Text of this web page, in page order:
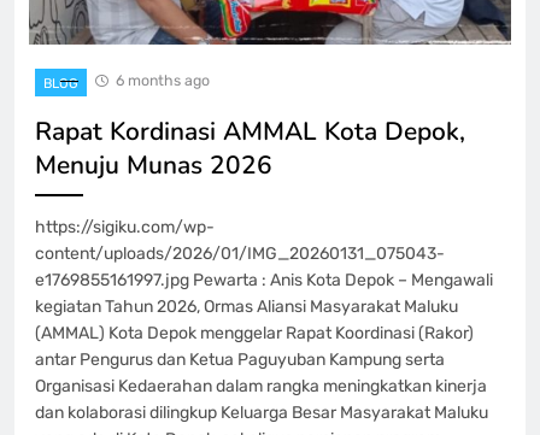
BLOG 6 months ago
Rapat Kordinasi AMMAL Kota Depok,
Menuju Munas 2026
https://sigiku.com/wp-
content/uploads/2026/01/IMG_20260131_075043-
e1769855161997.jpg Pewarta : Anis Kota Depok – Mengawali
kegiatan Tahun 2026, Ormas Aliansi Masyarakat Maluku
(AMMAL) Kota Depok menggelar Rapat Koordinasi (Rakor)
antar Pengurus dan Ketua Paguyuban Kampung serta
Organisasi Kedaerahan dalam rangka meningkatkan kinerja
dan kolaborasi dilingkup Keluarga Besar Masyarakat Maluku